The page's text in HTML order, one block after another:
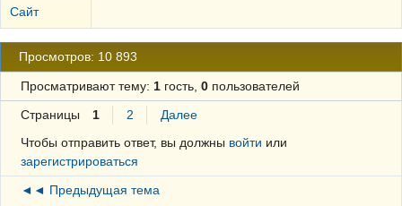
Сайт
Просмотров: 10 893
Просматривают тему: 1гость, 0пользователей
Страницы 1 2
Далее
Чтобы отправить ответ, вы должны войти или
зарегистрироваться
◄◄ Предыдущая тема